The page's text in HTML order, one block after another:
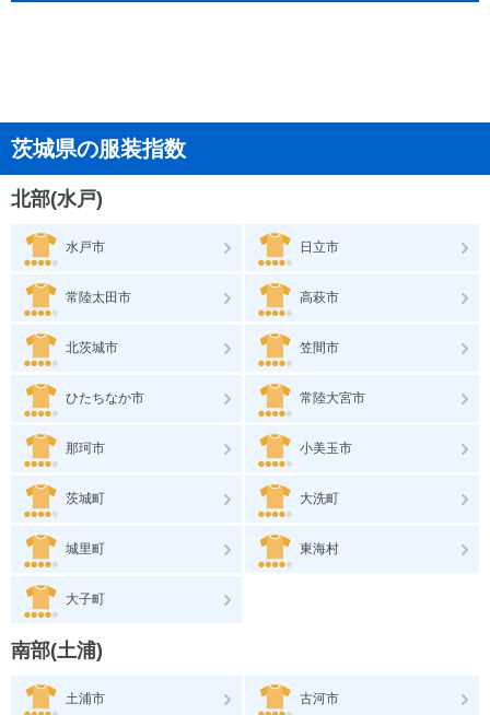
茨城県の服装指数
北部(水戸)
水戸市 日立市
常陸太田市 高萩市
北茨城市 笠間市
ひたちなか市 常陸大宮市
那珂市 小美玉市
茨城町 大洗町
城里町 東海村
大子町
南部(土浦)
土浦市 古河市